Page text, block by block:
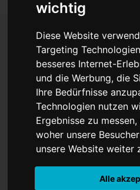
wichtig
Diese Website
Targeting
besseres Internet-
und die Werbung, die
Ihre Bedürfnisse
Technologien nutzen
Ergebnisse zu
woher unsere
unsere Website weiter
Alle
Förderung
Ausstellung